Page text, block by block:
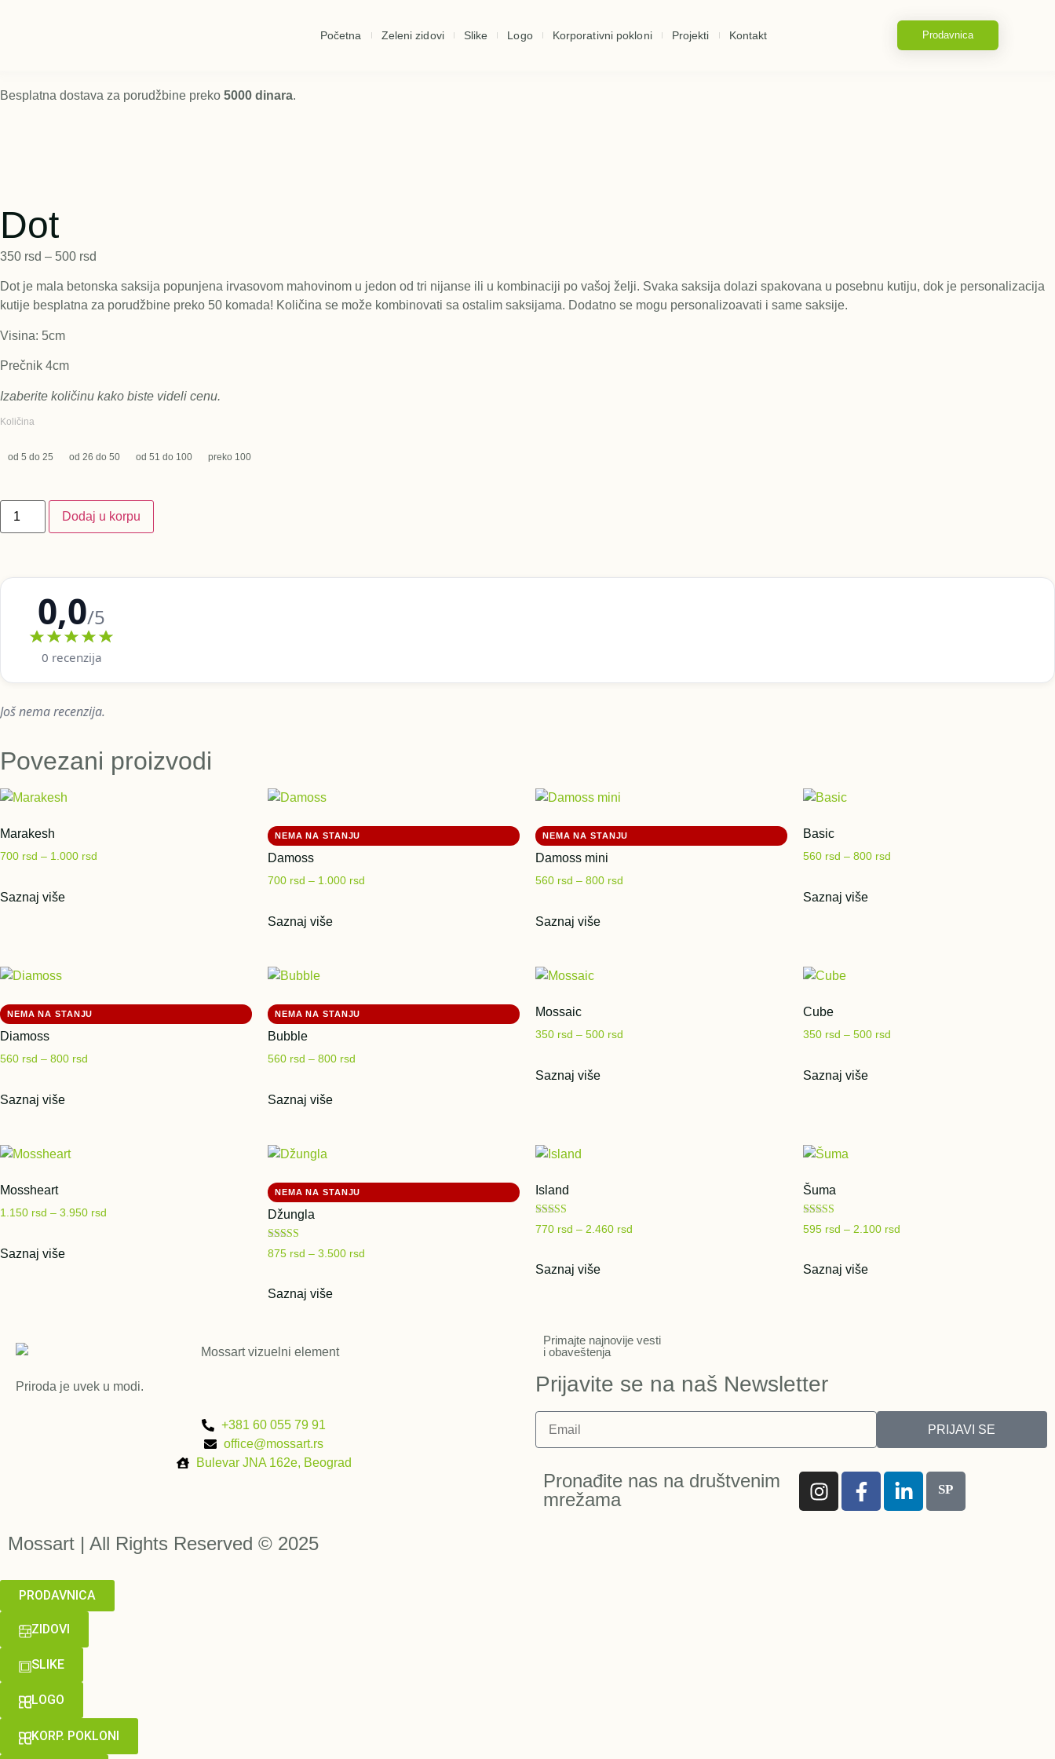
Početna Zeleni zidovi Slike Logo Korporativni pokloni Projekti Kontakt Prodavnica
Besplatna dostava za porudžbine preko 5000 dinara.
Dot
350 rsd – 500 rsd
Dot je mala betonska saksija popunjena irvasovom mahovinom u jedon od tri nijanse ili u kombinaciji po vašoj želji. Svaka saksija dolazi spakovana u posebnu kutiju, dok je personalizacija
kutije besplatna za porudžbine preko 50 komada! Količina se može kombinovati sa ostalim saksijama. Dodatno se mogu personalizoavati i same saksije.
Visina: 5cm
Prečnik 4cm
Izaberite količinu kako biste videli cenu.
Količina
od 5 do 25 od 26 do 50 od 51 do 100 preko 100
Dodaj u korpu
0,0/5
0 recenzija
Još nema recenzija.
Povezani proizvodi
Marakesh
700 rsd – 1.000 rsd
Saznaj više
Damoss
700 rsd – 1.000 rsd
Saznaj više
Damoss mini
560 rsd – 800 rsd
Saznaj više
Basic
560 rsd – 800 rsd
Saznaj više
Diamoss
560 rsd – 800 rsd
Saznaj više
Bubble
560 rsd – 800 rsd
Saznaj više
Mossaic
350 rsd – 500 rsd
Saznaj više
Cube
350 rsd – 500 rsd
Saznaj više
Mossheart
1.150 rsd – 3.950 rsd
Saznaj više
Džungla
Ocenjeno sa
5.00
875 rsd – 3.500 rsd
Saznaj više
Island
Ocenjeno sa
5.00
770 rsd – 2.460 rsd
Saznaj više
Šuma
Ocenjeno sa
5.00
595 rsd – 2.100 rsd
Saznaj više
Priroda je uvek u modi.
+381 60 055 79 91
office@mossart.rs
Bulevar JNA 162e, Beograd
Primajte najnovije vesti
i obaveštenja
Prijavite se na naš Newsletter
PRIJAVI SE
Pronađite nas na društvenim
mrežama
SP
Mossart | All Rights Reserved © 2025
PRODAVNICA
ZIDOVI
SLIKE
LOGO
KORP. POKLONI